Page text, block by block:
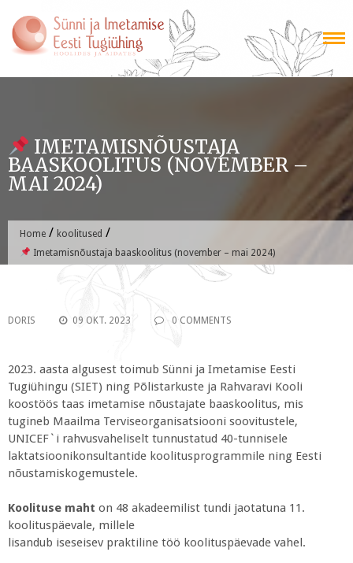
content
IMETAMISNÕUSTAJA
BAASKOOLITUS (NOVEMBER –
MAI 2024)
Home / koolitused /
Imetamisnõustaja baaskoolitus (november – mai 2024)
DORIS 09 OKT. 2023 0 COMMENTS
2023. aasta algusest toimub Sünni ja Imetamise Eesti
Tugiühingu (SIET) ning Põlistarkuste ja Rahvaravi Kooli
koostöös taas imetamise nõustajate baaskoolitus, mis
tugineb Maailma Terviseorganisatsiooni soovitustele,
UNICEF`i rahvusvaheliselt tunnustatud 40-tunnisele
laktatsioonikonsultantide koolitusprogrammile ning Eesti
nõustamiskogemustele.
Koolituse maht on 48 akadeemilist tundi jaotatuna 11.
koolituspäevale, millele
lisandub iseseisev praktiline töö koolituspäevade vahel.